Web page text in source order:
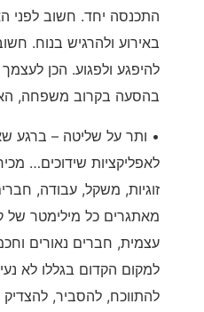
התכנסה יחד. חשוב לפני
באירוע ולהרגיש בנוח.
להיפגע ולפגוע. הכן
בהסעה בקרוב משפחה,
• ותר על שליטה – ברגע
לאפליקציות שידוכים…
זוגיות, משקל, עבודה,
מאתגרים כל מילימטר
עצמית, חברים נאורים
למקום הקדום בגללו לא
להתווכח, להסביר,